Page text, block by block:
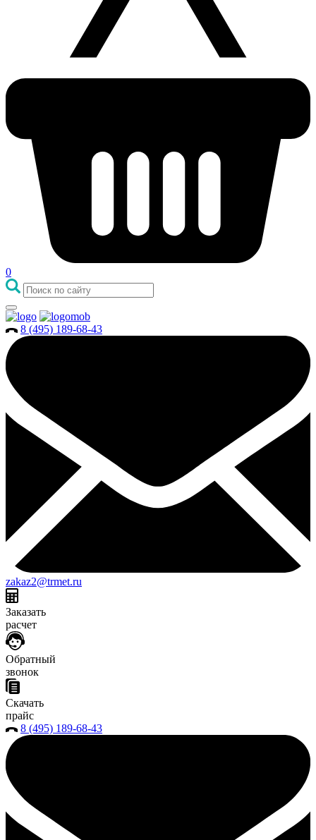
0
8 (495) 189-68-43
zakaz2@trmet.ru
Заказать
расчет
Обратный
звонок
Скачать
прайс
8 (495) 189-68-43